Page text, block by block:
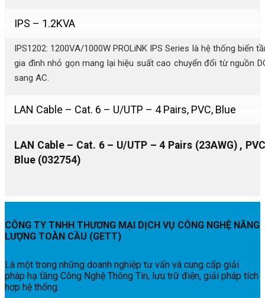
IPS – 1.2KVA
IPS1202: 1200VA/1000W PROLiNK IPS Series là hệ thống biến
gia đình nhỏ gọn mang lại hiệu suất cao chuyển đổi từ nguồn
sang AC.
LAN Cable – Cat. 6 – U/UTP – 4 Pairs, PVC, Blue
LAN Cable – Cat. 6 – U/UTP – 4 Pairs (23AWG) ,
Blue (032754)
CÔNG TY TNHH THƯƠNG MẠI DỊCH VỤ CÔNG NGHỆ NĂNG
LƯỢNG TOÀN CẦU (GETT)
Là một trong những doanh nghiệp tư vấn và cung cấp giải
pháp hạ tầng Công Nghệ Thông Tin, lưu trữ điện, giải pháp tích
hợp hệ thống.